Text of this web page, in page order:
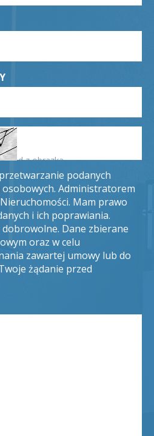
podanych
Administratorem
Mam prawo
i ich poprawiania.
Dane zbierane
oraz w celu
zawartej umowy lub do
żądanie przed